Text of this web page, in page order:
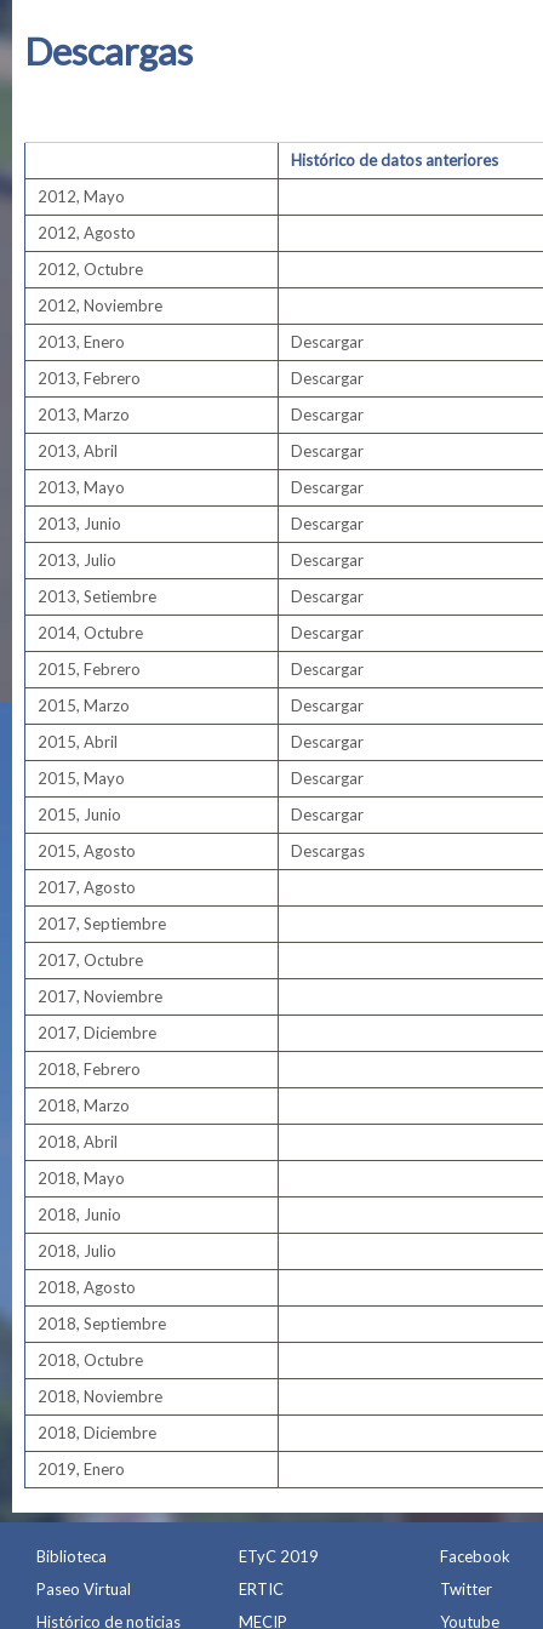
Descargas
Histórico de datos anteriores
2012, Mayo
2012, Agosto
2012, Octubre
2012, Noviembre
2013, Enero
Descargar
2013, Febrero
Descargar
2013, Marzo
Descargar
2013, Abril
Descargar
2013, Mayo
Descargar
2013, Junio
Descargar
2013, Julio
Descargar
2013, Setiembre
Descargar
2014, Octubre
Descargar
2015, Febrero
Descargar
2015, Marzo
Descargar
2015, Abril
Descargar
2015, Mayo
Descargar
2015, Junio
Descargar
2015, Agosto
Descargas
2017, Agosto
2017, Septiembre
2017, Octubre
2017, Noviembre
2017, Diciembre
2018, Febrero
2018, Marzo
2018, Abril
2018, Mayo
2018, Junio
2018, Julio
2018, Agosto
2018, Septiembre
2018, Octubre
2018, Noviembre
2018, Diciembre
2019, Enero
Biblioteca
Paseo Virtual
Histórico de noticias
ETyC 2019
ERTIC
MECIP
Facebook
Twitter
Youtube